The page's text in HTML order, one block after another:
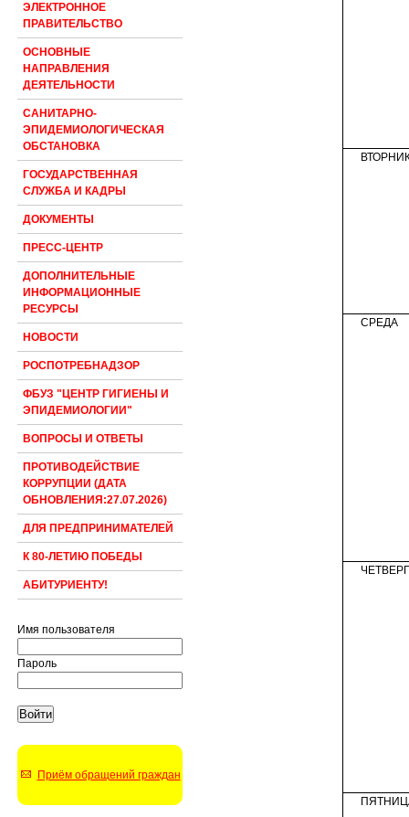
ЭЛЕКТРОННОЕ
ПРАВИТЕЛЬСТВО
ОСНОВНЫЕ
НАПРАВЛЕНИЯ
ДЕЯТЕЛЬНОСТИ
САНИТАРНО-
ЭПИДЕМИОЛОГИЧЕСКАЯ
ОБСТАНОВКА
ГОСУДАРСТВЕННАЯ
СЛУЖБА И КАДРЫ
ДОКУМЕНТЫ
ПРЕСС-ЦЕНТР
ДОПОЛНИТЕЛЬНЫЕ
ИНФОРМАЦИОННЫЕ
РЕСУРСЫ
НОВОСТИ
РОСПОТРЕБНАДЗОР
ФБУЗ "ЦЕНТР ГИГИЕНЫ И
ЭПИДЕМИОЛОГИИ"
ВОПРОСЫ И ОТВЕТЫ
ПРОТИВОДЕЙСТВИЕ
КОРРУПЦИИ (ДАТА
ОБНОВЛЕНИЯ:27.07.2026)
ДЛЯ ПРЕДПРИНИМАТЕЛЕЙ
К 80-ЛЕТИЮ ПОБЕДЫ
АБИТУРИЕНТУ!
Имя пользователя
Пароль
Приём обращений граждан
СРЕДА